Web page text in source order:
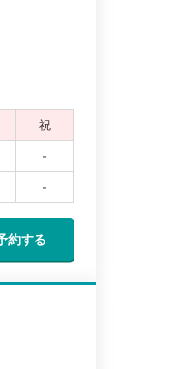
祝
-
-
約する